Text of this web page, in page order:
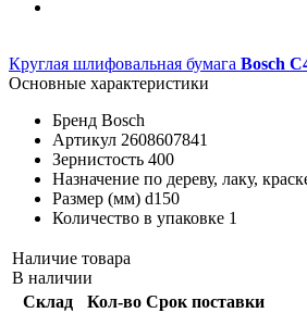
Круглая шлифовальная бумага Bosch
Основные характеристики
Бренд Bosch
Артикул 2608607841
Зернистость 400
Назначение по дереву, лаку,
Размер (мм) d150
Количество в упаковке 1
Наличие товара
В наличии
Склад
Кол-во Срок поставки